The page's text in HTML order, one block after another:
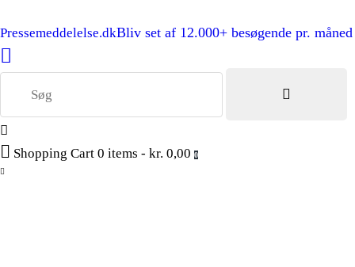
Pressemeddelelse.dkBliv set af 12.000+ besøgende pr. måned
Shopping Cart 0 items - kr. 0,00 0